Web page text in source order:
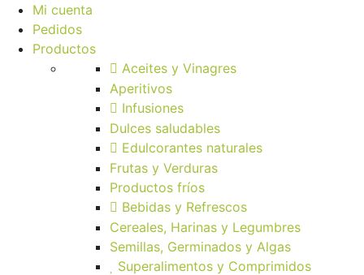
Mi cuenta
Pedidos
Productos
Aceites y Vinagres
Aperitivos
Infusiones
Dulces saludables
Edulcorantes naturales
Frutas y Verduras
Productos fríos
Bebidas y Refrescos
Cereales, Harinas y Legumbres
Semillas, Germinados y Algas
Superalimentos y Comprimidos